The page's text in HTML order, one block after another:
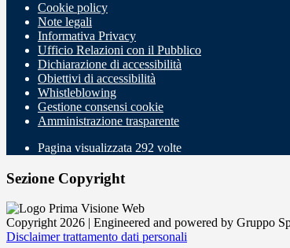
Cookie policy
Note legali
Informativa Privacy
Ufficio Relazioni con il Pubblico
Dichiarazione di accessibilità
Obiettivi di accessibilità
Whistleblowing
Gestione consensi cookie
Amministrazione trasparente
Pagina visualizzata 292 volte
Sezione Copyright
Copyright 2026 | Engineered and powered by Gruppo
Disclaimer trattamento dati personali